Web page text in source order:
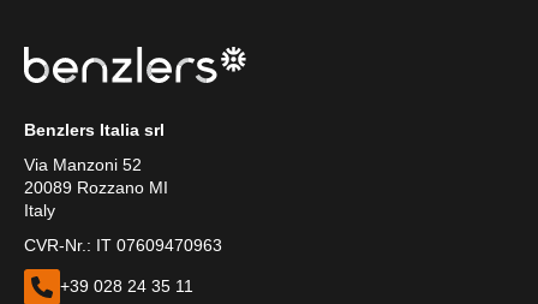
Benzlers Italia srl
Via Manzoni 52
20089 Rozzano MI
Italy
CVR-Nr.: IT 07609470963
+39 028 24 35 11